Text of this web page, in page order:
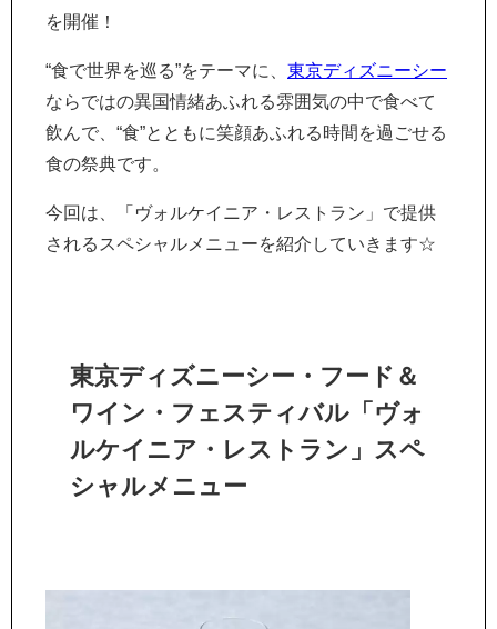
を開催！
“食で世界を巡る”をテーマに、 東京ディズニーシー
ならではの異国情緒あふれる雰囲気の中で食べて
飲んで、“食”とともに笑顔あふれる時間を過ごせる
食の祭典です。
今回は、「ヴォルケイニア・レストラン」で提供
されるスペシャルメニューを紹介していきます☆
東京ディズニーシー・フード＆
ワイン・フェスティバル「ヴォ
ルケイニア・レストラン」スペ
シャルメニュー